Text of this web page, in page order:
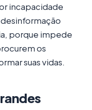
incapacidade
porque impede
os
suas vidas.